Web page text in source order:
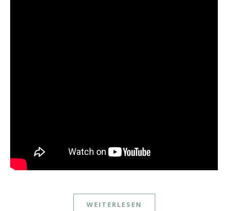
WEITERLESEN